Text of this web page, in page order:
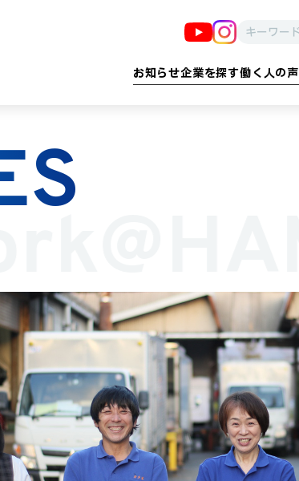
お知らせ企業を探す
建設・設備・ 設計
働く人の声
医療・福祉防犯・防災